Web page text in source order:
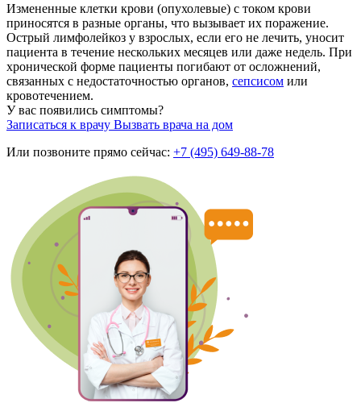
Измененные клетки крови (опухолевые) с током крови
приносятся в разные органы, что вызывает их поражение.
Острый лимфолейкоз у взрослых, если его не лечить, уносит
пациента в течение нескольких месяцев или даже недель. При
хронической форме пациенты погибают от осложнений,
связанных с недостаточностью органов, сепсисом или
кровотечением.
У вас появились симптомы?
Записаться к врачу Вызвать врача на дом
Или позвоните прямо сейчас: +7 (495) 649-88-78